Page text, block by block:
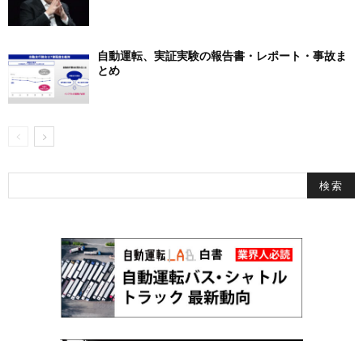
自動運転、実証実験の報告書・レポート・事故ま
とめ